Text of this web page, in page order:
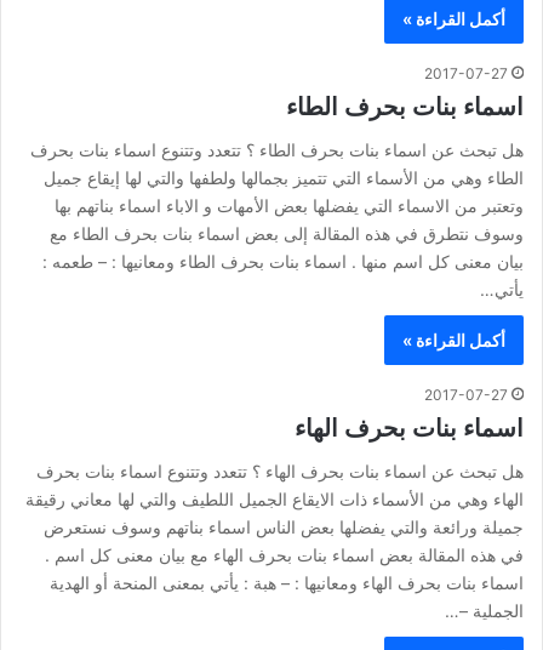
أكمل القراءة »
2017-07-27
اسماء بنات بحرف الطاء
هل تبحث عن اسماء بنات بحرف الطاء ؟ تتعدد وتتنوع اسماء بنات بحرف
الطاء وهي من الأسماء التي تتميز بجمالها ولطفها والتي لها إيقاع جميل
وتعتبر من الاسماء التي يفضلها بعض الأمهات و الاباء اسماء بناتهم بها
وسوف نتطرق في هذه المقالة إلى بعض اسماء بنات بحرف الطاء مع
بيان معنى كل اسم منها . اسماء بنات بحرف الطاء ومعانيها : – طعمه :
يأتي…
أكمل القراءة »
2017-07-27
اسماء بنات بحرف الهاء
هل تبحث عن اسماء بنات بحرف الهاء ؟ تتعدد وتتنوع اسماء بنات بحرف
الهاء وهي من الأسماء ذات الايقاع الجميل اللطيف والتي لها معاني رقيقة
جميلة ورائعة والتي يفضلها بعض الناس اسماء بناتهم وسوف نستعرض
في هذه المقالة بعض اسماء بنات بحرف الهاء مع بيان معنى كل اسم .
اسماء بنات بحرف الهاء ومعانيها : – هبة : يأتي بمعنى المنحة أو الهدية
الجملية –…